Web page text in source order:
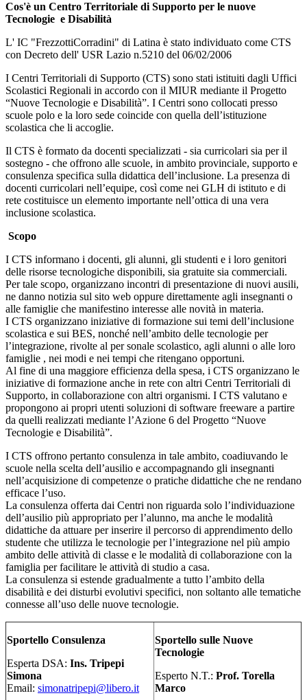
Cos'è un Centro Territoriale di Supporto per le nuove
Tecnologie e Disabilità
L' IC "FrezzottiCorradini" di Latina è stato individuato come CTS
con Decreto dell' USR Lazio n.5210 del 06/02/2006
I Centri Territoriali di Supporto (CTS) sono stati istituiti dagli Uffici
Scolastici Regionali in accordo con il MIUR mediante il Progetto
“Nuove Tecnologie e Disabilità”. I Centri sono collocati presso
scuole polo e la loro sede coincide con quella dell’istituzione
scolastica che li accoglie.
Il CTS è formato da docenti specializzati - sia curricolari sia per il
sostegno - che offrono alle scuole, in ambito provinciale, supporto e
consulenza specifica sulla didattica dell’inclusione. La presenza di
docenti curricolari nell’equipe, così come nei GLH di istituto e di
rete costituisce un elemento importante nell’ottica di una vera
inclusione scolastica.
Scopo
I CTS informano i docenti, gli alunni, gli studenti e i loro genitori
delle risorse tecnologiche disponibili, sia gratuite sia commerciali.
Per tale scopo, organizzano incontri di presentazione di nuovi ausili,
ne danno notizia sul sito web oppure direttamente agli insegnanti o
alle famiglie che manifestino interesse alle novità in materia.
I CTS organizzano iniziative di formazione sui temi dell’inclusione
scolastica e sui BES, nonché nell’ambito delle tecnologie per
l’integrazione, rivolte al per sonale scolastico, agli alunni o alle loro
famiglie , nei modi e nei tempi che ritengano opportuni.
Al fine di una maggiore efficienza della spesa, i CTS organizzano le
iniziative di formazione anche in rete con altri Centri Territoriali di
Supporto, in collaborazione con altri organismi. I CTS valutano e
propongono ai propri utenti soluzioni di software freeware a partire
da quelli realizzati mediante l’Azione 6 del Progetto “Nuove
Tecnologie e Disabilità”.
I CTS offrono pertanto consulenza in tale ambito, coadiuvando le
scuole nella scelta dell’ausilio e accompagnando gli insegnanti
nell’acquisizione di competenze o pratiche didattiche che ne rendano
efficace l’uso.
La consulenza offerta dai Centri non riguarda solo l’individuazione
dell’ausilio più appropriato per l’alunno, ma anche le modalità
didattiche da attuare per inserire il percorso di apprendimento dello
studente che utilizza le tecnologie per l’integrazione nel più ampio
ambito delle attività di classe e le modalità di collaborazione con la
famiglia per facilitare le attività di studio a casa.
La consulenza si estende gradualmente a tutto l’ambito della
disabilità e dei disturbi evolutivi specifici, non soltanto alle tematiche
connesse all’uso delle nuove tecnologie.
Sportello Consulenza
Esperta DSA: Ins. Tripepi
Simona
Email: simonatripepi@libero.it
Sportello sulle Nuove
Tecnologie
Esperto N.T.: Prof. Torella
Marco